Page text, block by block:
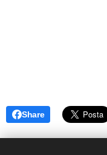
Share